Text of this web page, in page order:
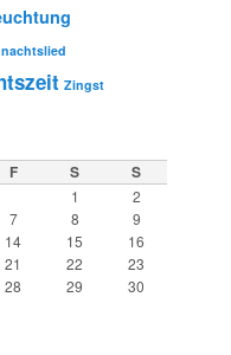
Zingst
F S S
1
2
7 8
9
14 15
16
21 22
23
28 29
30